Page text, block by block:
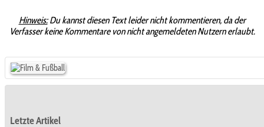
Hinweis:Du kannst diesen Text leider nicht kommentieren, da der
Verfasser keine Kommentare von nicht angemeldeten Nutzern erlaubt.
Letzte Artikel